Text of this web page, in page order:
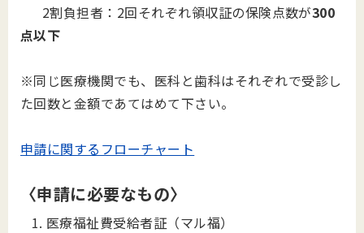
2割負担者：2回それぞれ領収証の保険点数が300
点以下
※同じ医療機関でも、医科と歯科はそれぞれで受診し
た回数と金額であてはめて下さい。
申請に関するフローチャート
〈申請に必要なもの〉
医療福祉費受給者証（マル福）